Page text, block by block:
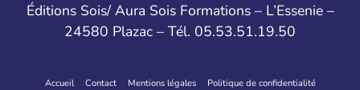
Éditions Sois/ Aura Sois Formations – L’Essenie –
24580 Plazac – Tél. 05.53.51.19.50
Accueil Contact Mentions légales Politique de confidentialité